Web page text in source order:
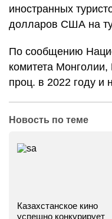
иностранных
долларов США на
По сообщению
комитета
проц. в 2022 году и
Новость по теме
Казахстанское кино
успешно конкурирует